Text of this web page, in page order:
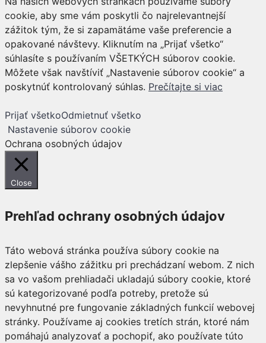
cookie, aby sme vám poskytli čo najrelevantnejší
zážitok tým, že si zapamätáme vaše preferencie a
opakované návštevy. Kliknutím na „Prijať všetko“
súhlasíte s používaním VŠETKÝCH súborov cookie.
Môžete však navštíviť „Nastavenie súborov cookie“ a
poskytnúť kontrolovaný súhlas. Prečítajte si viac
Prijať všetkoOdmietnuť všetko
Nastavenie súborov cookie
Ochrana osobných údajov
Close
Prehľad ochrany osobných údajov
Táto webová stránka používa súbory cookie na
zlepšenie vášho zážitku pri prechádzaní webom. Z nich
sa vo vašom prehliadači ukladajú súbory cookie, ktoré
sú kategorizované podľa potreby, pretože sú
nevyhnutné pre fungovanie základných funkcií webovej
stránky. Používame aj cookies tretích strán, ktoré nám
pomáhajú analyzovať a pochopiť, ako používate túto